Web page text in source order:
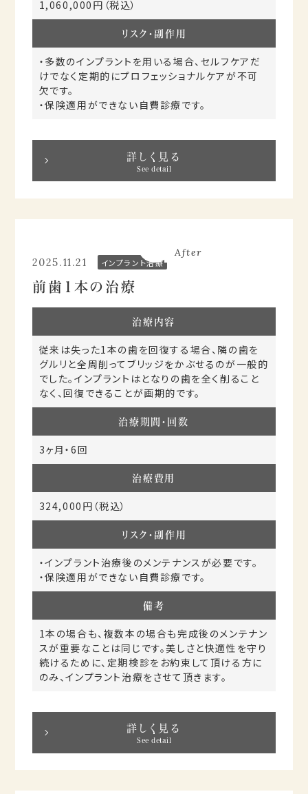
1,060,000円（税込）
リスク・副作用
・多数のインプラントを用いる場合、セルフケアだ
けでなく定期的にプロフェッショナルケアが不可
欠です。
・保険適用ができない自費診療です。
詳しく見る
See detail
After
2025.11.21 インプラント治療
前歯1本の治療
治療内容
従来は失った1本の歯を回復する場合、隣の歯を
グルリと全周削ってブリッジをかぶせるのが一般的
でした。インプラントはとなりの歯を全く削ること
なく、回復できることが画期的です。
治療期間・回数
3ヶ月・6回
治療費用
324,000円（税込）
リスク・副作用
・インプラント治療後のメンテナンスが必要です。
・保険適用ができない自費診療です。
備考
1本の場合も、複数本の場合も完成後のメンテナン
スが重要なことは同じです。美しさと快適性を守り
続けるために、定期検診をお約束して頂ける方に
のみ、インプラント治療をさせて頂きます。
詳しく見る
See detail